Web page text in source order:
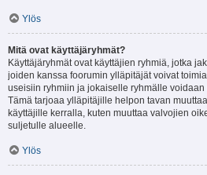
Ylös
Mitä ovat käyttäjäryhmät?
Käyttäjäryhmät ovat käyttäjien ryhmiä, jotka
joiden kanssa foorumin ylläpitäjät voivat
useisiin ryhmiin ja jokaiselle ryhmälle
Tämä tarjoaa ylläpitäjille helpon tavan
käyttäjille kerralla, kuten muuttaa valvojien
suljetulle alueelle.
Ylös